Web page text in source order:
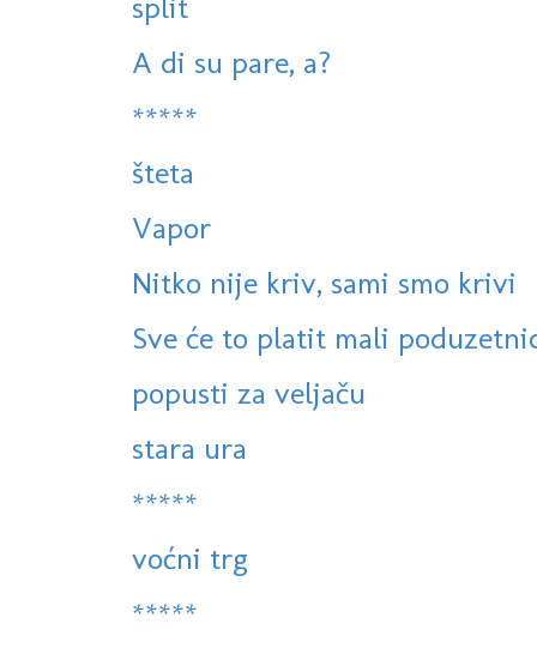
A di su pare, a?
*****
šteta
Vapor
Nitko nije kriv, sami smo krivi
Sve će to platit mali
popusti za veljaču
stara ura
*****
voćni trg
*****